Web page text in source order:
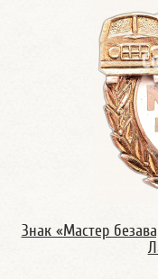
Знак «Мастер